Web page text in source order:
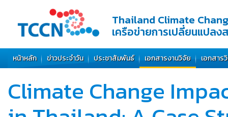
Thailand Climate
เครือข่ายการเปลี่ยนแปลง
หน้าหลัก ข่าวประจำวัน ประชาสัมพันธ์ เอกสารงานวิจัย เอกสาร
Climate Change